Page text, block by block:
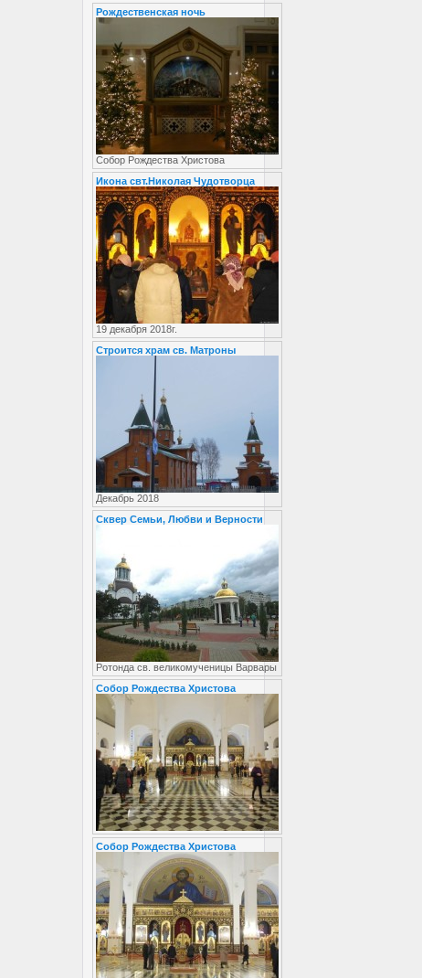
Рождественская ночь
Собор Рождества Христова
Икона свт.Николая Чудотворца
19 декабря 2018г.
Строится храм св. Матроны
Декабрь 2018
Сквер Семьи, Любви и Верности
Ротонда св. великомученицы Варвары
Собор Рождества Христова
Собор Рождества Христова